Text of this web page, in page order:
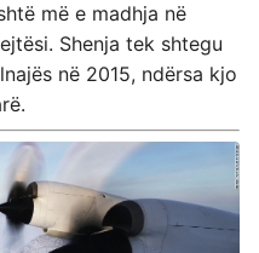
më e madhja në
Shenja tek shtegu
në 2015, ndërsa kjo